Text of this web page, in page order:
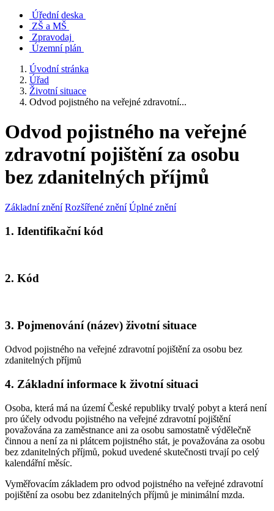
Úřední deska
ZŠ a MŠ
Zpravodaj
Územní plán
Úvodní stránka
Úřad
Životní situace
Odvod pojistného na veřejné zdravotní...
Odvod pojistného na veřejné
zdravotní pojištění za osobu
bez zdanitelných příjmů
Základní znění Rozšířené znění Úplné znění
1. Identifikační kód
2. Kód
3. Pojmenování (název) životní situace
Odvod pojistného na veřejné zdravotní pojištění za osobu bez
zdanitelných příjmů
4. Základní informace k životní situaci
Osoba, která má na území České republiky trvalý pobyt a která není
pro účely odvodu pojistného na veřejné zdravotní pojištění
považována za zaměstnance ani za osobu samostatně výdělečně
činnou a není za ni plátcem pojistného stát, je považována za osobu
bez zdanitelných příjmů, pokud uvedené skutečnosti trvají po celý
kalendářní měsíc.
Vyměřovacím základem pro odvod pojistného na veřejné zdravotní
pojištění za osobu bez zdanitelných příjmů je minimální mzda.